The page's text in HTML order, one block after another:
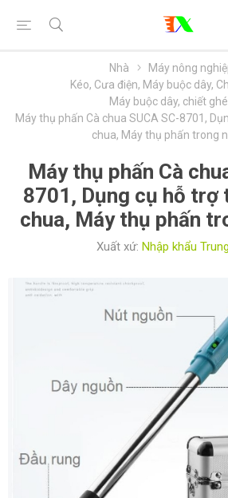
Nhà
Máy nông
Kéo, Cưa điện, Máy buộc dây,
Máy buộc dây, chiết
Máy thụ phấn Cà chua SUCA SC-8701,
chua, Máy thụ phấn trong
Máy thụ phấn Cà
8701, Dụng cụ hỗ trợ
chua, Máy thụ phấn
Xuất xứ: Nhập khẩu